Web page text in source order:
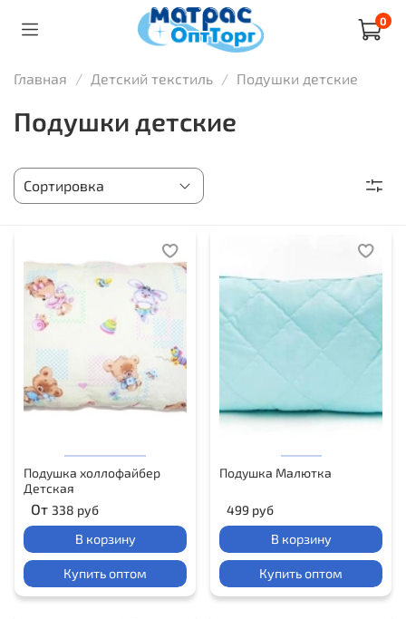
0
Главная Детский текстиль Подушки детские
Подушки детские
Подушка холлофайбер
Детская
От 338 руб
В корзину
Купить оптом
Подушка Малютка
499 руб
В корзину
Купить оптом